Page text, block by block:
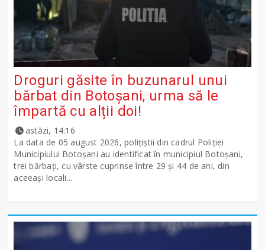
Droguri găsite în buzunarul unui
bărbat din Botoșani, urma să le
împartă cu alții doi!
astăzi, 14:16
La data de 05 august 2026, polițiștii din cadrul Poliției
Municipiului Botoșani au identificat în municipiul Botoșani,
trei bărbați, cu vârste cuprinse între 29 și 44 de ani, din
aceeași locali...